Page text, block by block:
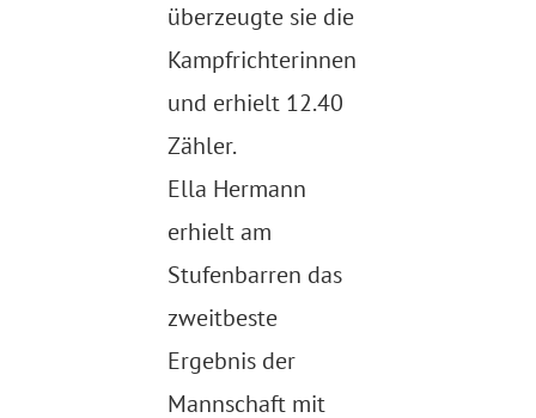
überzeugte sie die
Kampfrichterinnen
und erhielt 12.40
Zähler.
Ella Hermann
erhielt am
Stufenbarren das
zweitbeste
Ergebnis der
Mannschaft mit